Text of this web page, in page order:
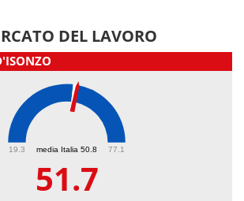
DEL LAVORO
media Italia 50.8
19.3 77.1
51.7